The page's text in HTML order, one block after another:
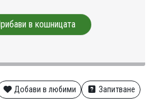
в кошницата
Добави в любими Запитване